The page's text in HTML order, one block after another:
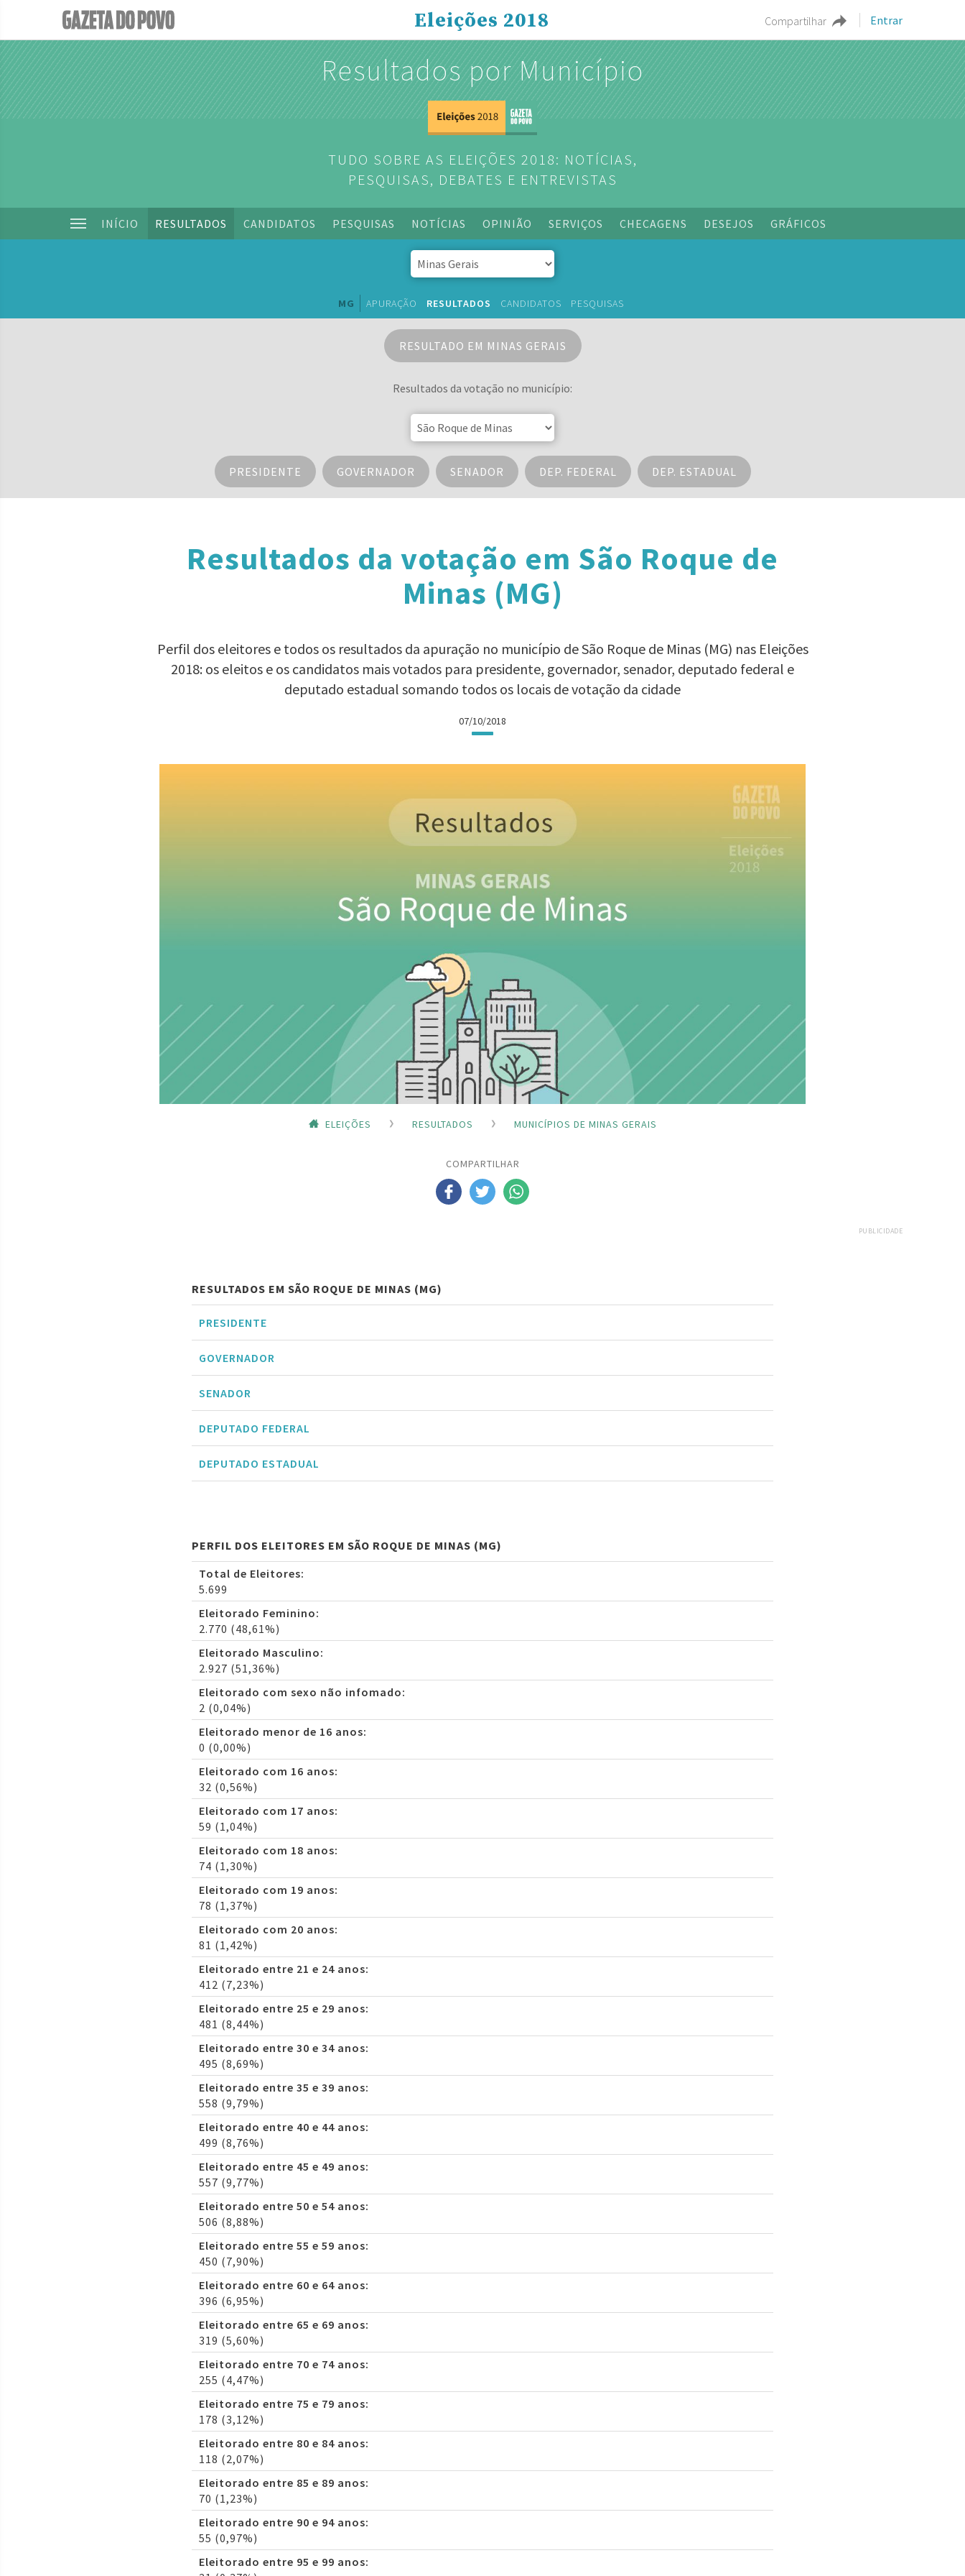
Compartilhar Entrar
Eleições 2018
Resultados por Município
TUDO SOBRE AS ELEIÇÕES 2018: NOTÍCIAS,
PESQUISAS, DEBATES E ENTREVISTAS
INÍCIO RESULTADOS CANDIDATOS PESQUISAS NOTÍCIAS OPINIÃO SERVIÇOS CHECAGENS DESEJOS GRÁFICOS
MG APURAÇÃO RESULTADOS CANDIDATOS PESQUISAS
RESULTADO EM MINAS GERAIS
Resultados da votação no município:
PRESIDENTE GOVERNADOR SENADOR DEP. FEDERAL DEP. ESTADUAL
Resultados da votação em São Roque de
Minas (MG)
Perfil dos eleitores e todos os resultados da apuração no município de São Roque de Minas (MG) nas Eleições
2018: os eleitos e os candidatos mais votados para presidente, governador, senador, deputado federal e
deputado estadual somando todos os locais de votação da cidade
07/10/2018
ELEIÇÕES RESULTADOS MUNICÍPIOS DE MINAS GERAIS
COMPARTILHAR
PUBLICIDADE
RESULTADOS EM SÃO ROQUE DE MINAS (MG)
PRESIDENTE
GOVERNADOR
SENADOR
DEPUTADO FEDERAL
DEPUTADO ESTADUAL
PERFIL DOS ELEITORES EM SÃO ROQUE DE MINAS (MG)
Total de Eleitores:
5.699
Eleitorado Feminino:
2.770 (48,61%)
Eleitorado Masculino:
2.927 (51,36%)
Eleitorado com sexo não infomado:
2 (0,04%)
Eleitorado menor de 16 anos:
0 (0,00%)
Eleitorado com 16 anos:
32 (0,56%)
Eleitorado com 17 anos:
59 (1,04%)
Eleitorado com 18 anos:
74 (1,30%)
Eleitorado com 19 anos:
78 (1,37%)
Eleitorado com 20 anos:
81 (1,42%)
Eleitorado entre 21 e 24 anos:
412 (7,23%)
Eleitorado entre 25 e 29 anos:
481 (8,44%)
Eleitorado entre 30 e 34 anos:
495 (8,69%)
Eleitorado entre 35 e 39 anos:
558 (9,79%)
Eleitorado entre 40 e 44 anos:
499 (8,76%)
Eleitorado entre 45 e 49 anos:
557 (9,77%)
Eleitorado entre 50 e 54 anos:
506 (8,88%)
Eleitorado entre 55 e 59 anos:
450 (7,90%)
Eleitorado entre 60 e 64 anos:
396 (6,95%)
Eleitorado entre 65 e 69 anos:
319 (5,60%)
Eleitorado entre 70 e 74 anos:
255 (4,47%)
Eleitorado entre 75 e 79 anos:
178 (3,12%)
Eleitorado entre 80 e 84 anos:
118 (2,07%)
Eleitorado entre 85 e 89 anos:
70 (1,23%)
Eleitorado entre 90 e 94 anos:
55 (0,97%)
Eleitorado entre 95 e 99 anos: